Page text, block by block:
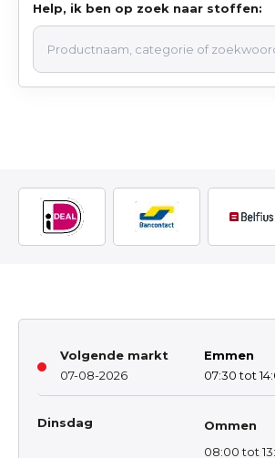
Help, ik ben op zoek naar stoffen:
Volgende markt
07-08-2026
Emmen
07:30 tot
Dinsdag
Ommen
08:00 tot